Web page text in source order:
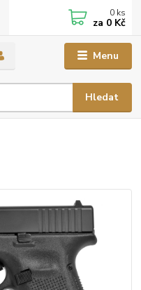
Menu
Hledat
0 ks
za 0 Kč